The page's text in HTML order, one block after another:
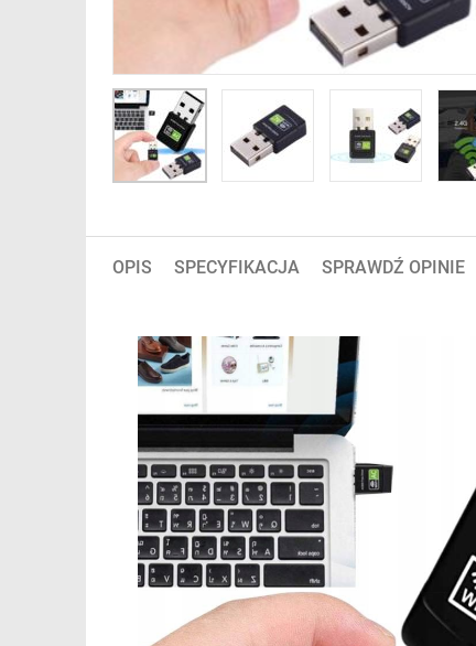
OPIS SPECYFIKACJA SPRAWDŹ OPINIE